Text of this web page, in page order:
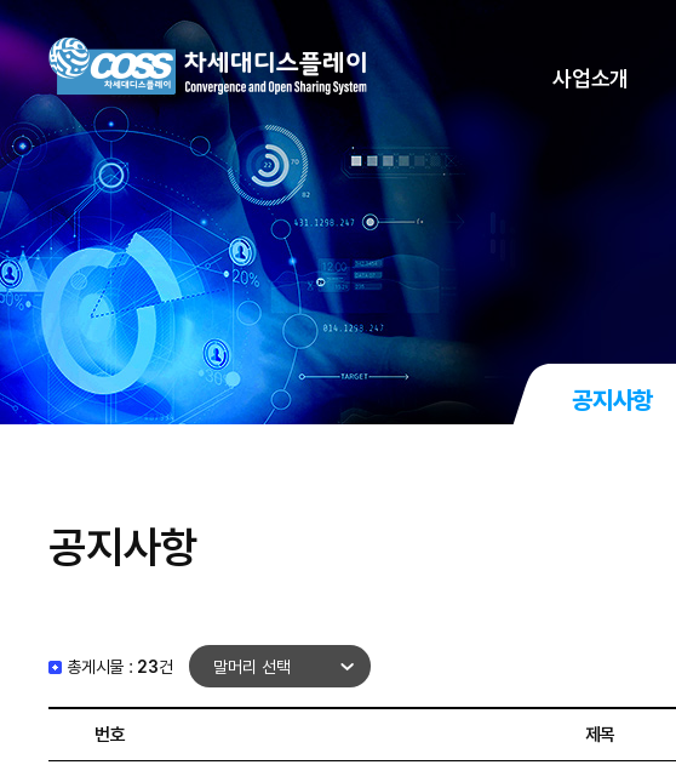
사업소개
공지사항
공지사항
총게시물 : 23건
번호 제목